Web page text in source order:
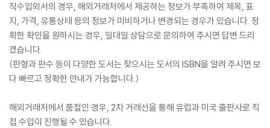
직수입외서의 경우, 해외거래처에서 제공하는 정보가 부족하여 제목, 표
지, 가격, 유통상태 등의 정보가 미비하거나 변경되는 경우가 있습니다. 정
확한 확인을 원하시는 경우, 일대일 상담으로 문의하여 주시면 답변 드리
겠습니다.
(판형과 판수 등이 다양한 도서는 찾으시는 도서의 ISBN을 알려 주시면 보
다 빠르고 정확한 안내가 가능합니다.)
해외거래처에서 품절인 경우, 2차 거래선을 통해 유럽과 미국 출판사로 직
접 수입이 진행될 수 있습니다.